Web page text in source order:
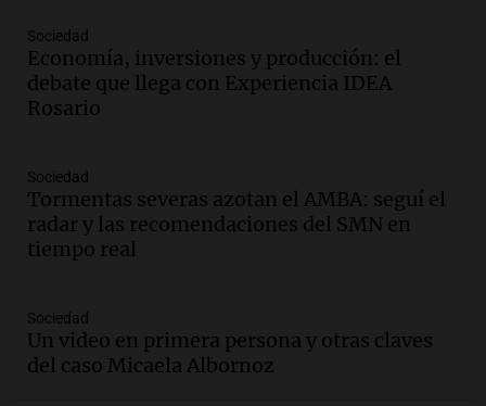
la Policía Federal en Córdoba por
irregularidades en procedimientos
Panorama Federal
Episodios
mantiene la residencia de la UNC
Gajes del Oficio
Episodios
Audio.
Altas Cumbres
Panorama Federal
Episodios
Sociedad
Economía, inversiones y producción: el
debate que llega con Experiencia IDEA
Rosario
Sociedad
Tormentas severas azotan el AMBA: seguí el
radar y las recomendaciones del SMN en
tiempo real
Sociedad
Un video en primera persona y otras claves
del caso Micaela Albornoz